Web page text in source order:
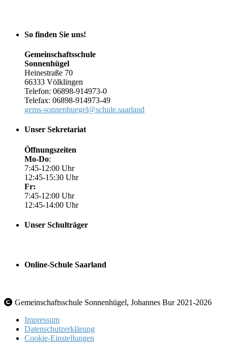
So finden Sie uns!
Gemeinschaftsschule
Sonnenhügel
Heinestraße 70
66333 Völklingen
Telefon: 06898-914973-0
Telefax: 06898-914973-49
gems-sonnenhuegel@schule.saarland
Unser Sekretariat
Öffnungszeiten
Mo-Do:
7:45-12:00 Uhr
12:45-15:30 Uhr
Fr:
7:45-12:00 Uhr
12:45-14:00 Uhr
Unser Schulträger
Online-Schule Saarland
Gemeinschaftsschule Sonnenhügel, Johannes Bur 2021-2026
Impressum
Datenschutzerklärung
Cookie-Einstellungen